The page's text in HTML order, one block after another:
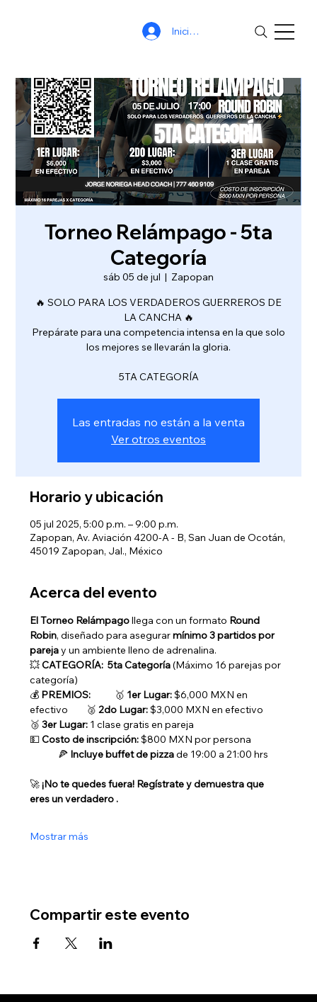
Iniciar sesión
Torneo Relámpago - 5ta
Categoría
sáb 05 de jul
  |
Zapopan
🔥 SOLO PARA LOS VERDADEROS GUERREROS DE
LA CANCHA 🔥
Prepárate para una competencia intensa en la que solo
los mejores se llevarán la gloria.
5TA CATEGORÍA
Las entradas no están a la venta
Ver otros eventos
Horario y ubicación
05 jul 2025, 5:00 p.m. – 9:00 p.m.
Zapopan, Av. Aviación 4200-A - B, San Juan de Ocotán,
45019 Zapopan, Jal., México
Acerca del evento
El Torneo Relámpago llega con un formato Round
Robin, diseñado para asegurar mínimo 3 partidos por
pareja y un ambiente lleno de adrenalina.
💥 CATEGORÍA: 5ta Categoría (Máximo 16 parejas por
categoría)
💰 PREMIOS:
	🥇
1er Lugar: $6,000 MXN en
efectivo	🥈 2do Lugar: $3,000 MXN en efectivo
🥉 3er Lugar: 1 clase gratis en pareja
💵 Costo de inscripción: $800 MXN por persona
	🍕
Incluye buffet de pizza de 19:00 a 21:00 hrs
🚀 ¡No te quedes fuera! Regístrate y demuestra que
eres un verdadero .
Mostrar más
Compartir este evento